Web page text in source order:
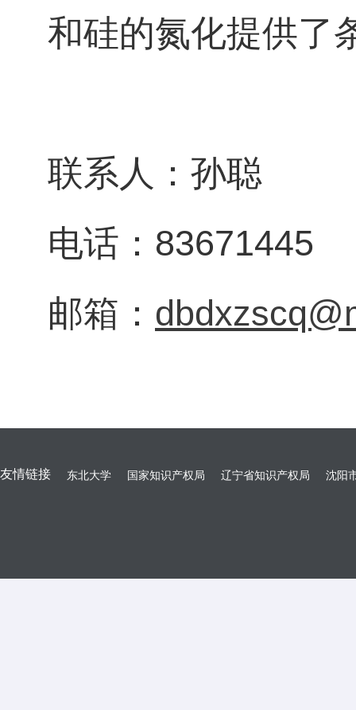
和硅的氮化提供了
联系人：孙聪
电话：83671445
邮箱：
友情链接 东北大学 国家知识产权局 辽宁省知识产权局 沈阳